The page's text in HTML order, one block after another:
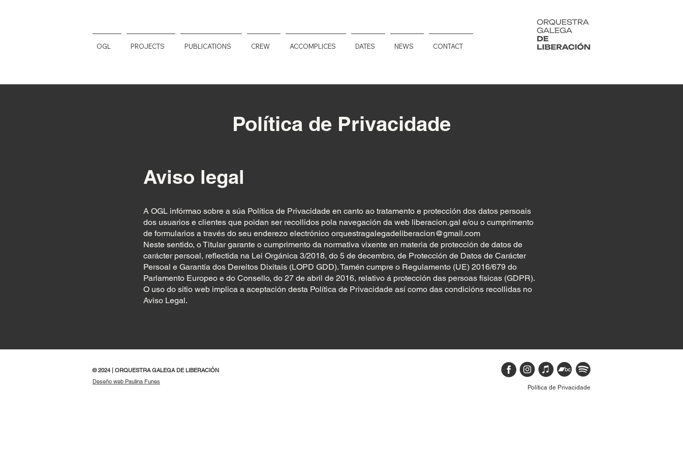
OGL PROJECTS PUBLICATIONS CREW ACCOMPLICES DATES NEWS CONTACT
Política de Privacidade
Aviso legal
A OGL infórmao sobre a súa Política de Privacidade en canto ao tratamento e protección dos datos persoais
dos usuarios e clientes que poidan ser recollidos pola navegación da web liberacion.gal e/ou o cumprimento
de formularios a través do seu enderezo electrónico orquestragalegadeliberacion@gmail.com
Neste sentido, o Titular garante o cumprimento da normativa vixente en materia de protección de datos de
carácter persoal, reflectida na Lei Orgánica 3/2018, do 5 de decembro, de Protección de Datos de Carácter
Persoal e Garantía dos Dereitos Dixitais (LOPD GDD). Tamén cumpre o Regulamento (UE) 2016/679 do
Parlamento Europeo e do Consello, do 27 de abril de 2016, relativo á protección das persoas físicas (GDPR).
O uso do sitio web implica a aceptación desta Política de Privacidade así como das condicións recollidas no
Aviso Legal.
© 2024 | ORQUESTRA GALEGA DE LIBERACIÓN
Deseño web Paulina Funes
Política de Privacidade